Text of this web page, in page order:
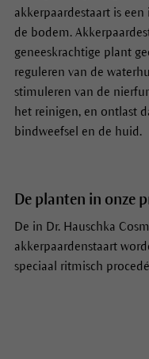
akkerpaardestaart is
de bodem.
geneeskrachtige plant
reguleren van de
stimuleren van de
het reinigen, en ontlast
bindweefsel en de huid.
De planten in onze
De in Dr. Hauschka
akkerpaardenstaart
speciaal ritmisch